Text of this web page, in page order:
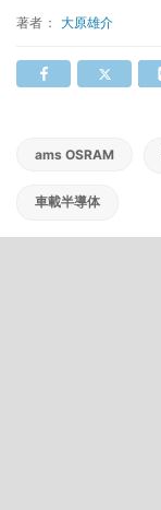
著者： 大原雄介
ams OSRAM
車載半導体